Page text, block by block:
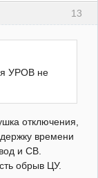
13
УРОВ не
отключения,
времени
и СВ.
обрыв ЦУ.